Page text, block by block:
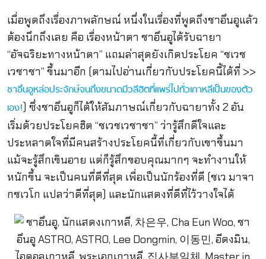
เมื่อพูดถึงเรื่องภาพลักษณ์ หนึ่งในเรื่องที่พูดถึงชาอึนอูแล้ว
ต้องนึกถึงเลย คือ เรื่องหน้าตา ชาอึนอูได้รับฉายา
“อัจฉริยะทางหน้าตา” แถมล่าสุดยังเกิดประโยค “ชเวช
เวชาชา” ขึ้นมาอีก (ตามไปอ่านเกี่ยวกับประโยคนี้ได้ที่ >>
ชาอึนอูหล่อประจักษ์จนถึงขนาดมีวลีฮิตที่แพร่ไปทั่วเกาหลีเป็นของตัว
เอง!) ซึ่งชาอึนอูก็ได้ให้สัมภาษณ์เกี่ยวกับฉายาทั้ง 2 อัน
เริ่มด้วยประโยคฮิต “ชเวชเวชาชา” ว่ารู้สึกดีใจและ
ประหลาดใจที่มีคนสร้างประโยคนี้ที่เกี่ยวกับเขาขึ้นมา
แม้จะรู้สึกเขินอาย แต่ก็รู้สึกขอบคุณมากๆ จะทำงานให้
หนักขึ้น จะเป็นคนที่ดีที่สุด เพื่อเป็นนักร้องที่ดี (ชเว มาจา
กชเวโก แปลว่าดีที่สุด) และนักแสดงที่ดีที่ไว้วางใจได้